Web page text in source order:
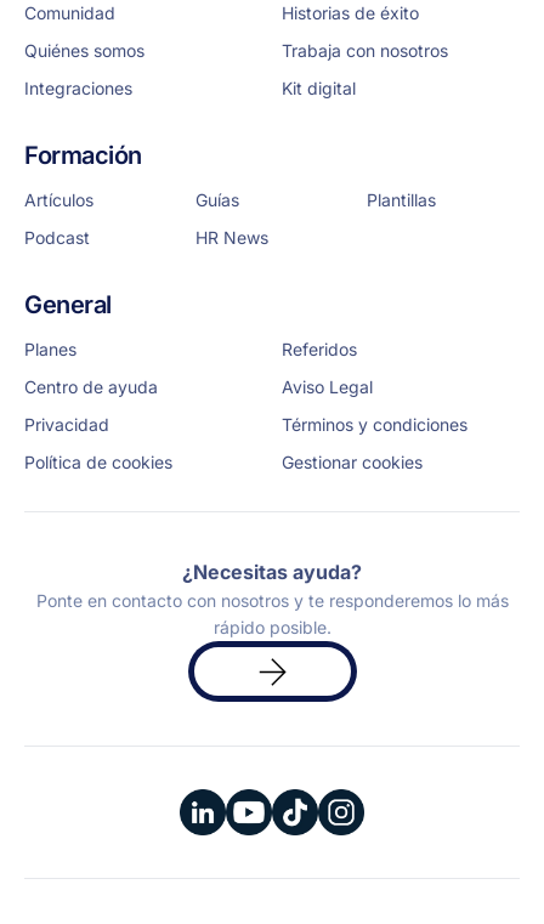
Comunidad
Historias de éxito
Quiénes somos
Trabaja con nosotros
Integraciones
Kit digital
Formación
Artículos Guías
Plantillas
Podcast
HR News
General
Planes
Referidos
Centro de ayuda
Aviso Legal
Privacidad
Términos y condiciones
Política de cookies
Gestionar cookies
¿Necesitas ayuda?
Ponte en contacto con nosotros y te responderemos lo más
rápido posible.
Solicita
una
demo